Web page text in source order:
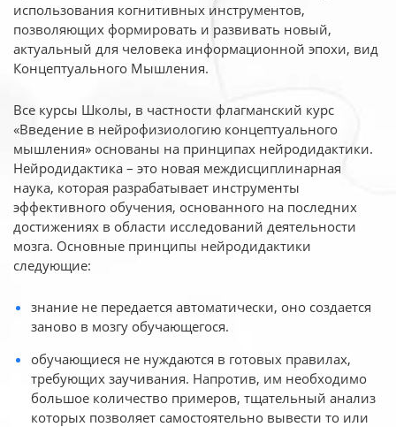
использования когнитивных инструментов,
позволяющих формировать и развивать новый,
актуальный для человека информационной эпохи, вид
Концептуального Мышления.
Все курсы Школы, в частности флагманский курс
«Введение в нейрофизиологию концептуального
мышления» основаны на принципах нейродидактики.
Нейродидактика – это новая междисциплинарная
наука, которая разрабатывает инструменты
эффективного обучения, основанного на последних
достижениях в области исследований деятельности
мозга. Основные принципы нейродидактики
следующие:
знание не передается автоматически, оно создается
заново в мозгу обучающегося.
обучающиеся не нуждаются в готовых правилах,
требующих заучивания. Напротив, им необходимо
большое количество примеров, тщательный анализ
которых позволяет самостоятельно вывести то или